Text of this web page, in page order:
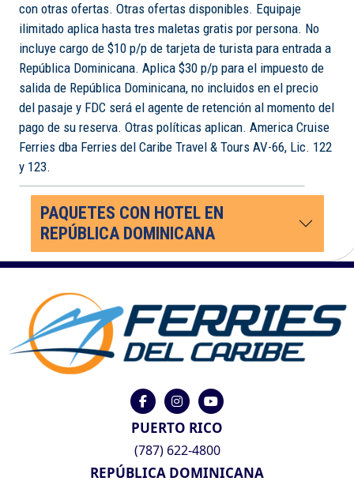
con otras ofertas. Otras ofertas disponibles. Equipaje
ilimitado aplica hasta tres maletas gratis por persona. No
incluye cargo de $10 p/p de tarjeta de turista para entrada a
República Dominicana. Aplica $30 p/p para el impuesto de
salida de República Dominicana, no incluidos en el precio
del pasaje y FDC será el agente de retención al momento del
pago de su reserva. Otras políticas aplican. America Cruise
Ferries dba Ferries del Caribe Travel & Tours AV-66, Lic. 122
y 123.
PAQUETES CON HOTEL EN
REPÚBLICA DOMINICANA
PUERTO RICO
(787) 622-4800
REPÚBLICA DOMINICANA